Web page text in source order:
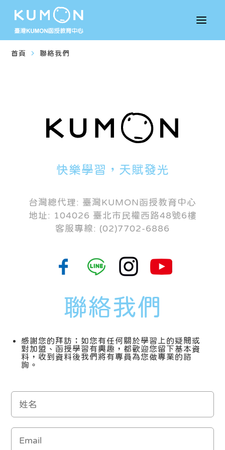
首頁 navigate_next 聯絡我們
快樂學習，天賦發光
台灣總代理: 臺灣KUMON函授教育中心
地址: 104026 臺北市民權西路48號6樓
客服專線: (02)7702-6886
聯絡我們
感謝您的拜訪；如您有任何關於學習上的疑問或
對加盟、函授學習有興趣，都歡迎您留下基本資
料，收到資料後我們將有專員為您做專業的諮
詢。